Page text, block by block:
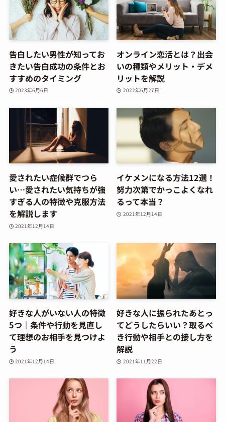
告白したい男性が知ってお
きたい告白成功の条件とお
すすめのタイミング
2023年6月6日
オンライン恋活とは？出会
いの種類やメリット・デメ
リットを解説
2022年6月27日
愛されたい症候群でつら
い…愛されたい気持ちが強
すぎる人の特徴や克服方法
を解説します
2021年12月14日
イケメンになる方法12選！
努力次第でかっこよくなれ
るって本当？
2021年12月14日
好きな人がいない人の特徴
5つ｜条件や行動を見直し
て理想のお相手を見つけよ
う
2021年12月14日
好きな人に振られたあとっ
てどうしたらいい？取るべ
き行動や相手との接し方を
解説
2021年11月22日